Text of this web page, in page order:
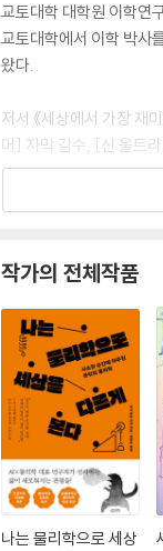
교토대학 대학원 이학연
교토대학에서 이학 박사
왔다.
저서 《세상에서 가장 재
머] 자막 감수, [신 울트
운 관점을 발견하는 일을
작가의 전체작품
나는 물리학으로 세상